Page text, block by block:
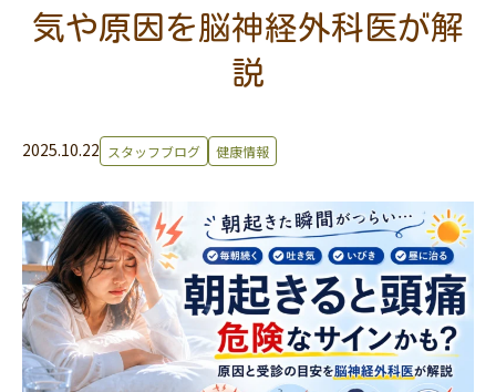
気や原因を脳神経外科医が解
説
2025.10.22 スタッフブログ 健康情報